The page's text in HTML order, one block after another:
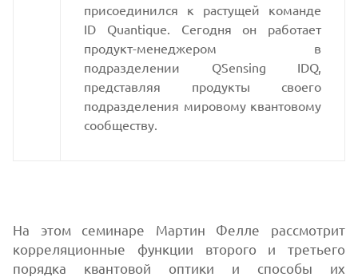
присоединился к растущей команде
ID Quantique. Сегодня он работает
продукт-менеджером в
подразделении QSensing IDQ,
представляя продукты своего
подразделения мировому квантовому
сообществу.
На этом семинаре Мартин Фелле рассмотрит
корреляционные функции второго и третьего
порядка квантовой оптики и способы их